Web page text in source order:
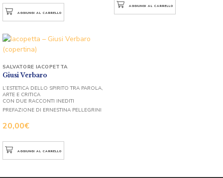
AGGIUNGI AL CARRELLO
AGGIUNGI AL CARRELLO
Giusi Verbaro
20,00€
SALVATORE IACOPETTA
L’ESTETICA DELLO SPIRITO TRA PAROLA,
ARTE E CRITICA
CON DUE RACCONTI INEDITI
PREFAZIONE DI ERNESTINA PELLEGRINI
AGGIUNGI AL CARRELLO